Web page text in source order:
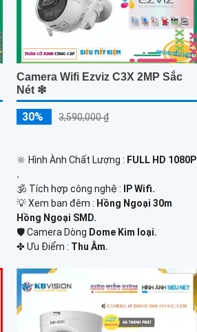
Camera Wifi Ezviz C3X 2MP Sắc
Nét ❇
30% 3,590,000 ₫
🔆 Hình Ành Chất Lượng : FULL HD 1080P
.
🕉️ Tích hợp công nghệ :
IP Wifi.
💡 Xem ban đêm : Hồng Ngoại 30m
Hồng Ngoại SMD.
🛡 Camera Dòng Dome Kim loại.
️✤ Ưu Điểm : Thu Âm.